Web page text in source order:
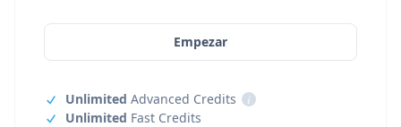
Empezar
Unlimited Advanced Credits
i
Unlimited Fast Credits